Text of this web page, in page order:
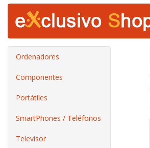
Ordenadores
Componentes
Portátiles
SmartPhones / Teléfonos
Televisor